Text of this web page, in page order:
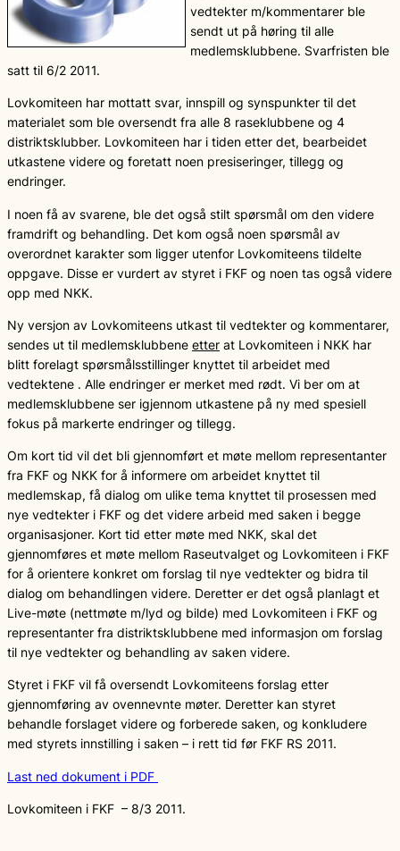
vedtekter m/kommentarer ble
sendt ut på høring til alle
medlemsklubbene. Svarfristen ble
satt til 6/2 2011.
Lovkomiteen har mottatt svar, innspill og synspunkter til det
materialet som ble oversendt fra alle 8 raseklubbene og 4
distriktsklubber. Lovkomiteen har i tiden etter det, bearbeidet
utkastene videre og foretatt noen presiseringer, tillegg og
endringer.
I noen få av svarene, ble det også stilt spørsmål om den videre
framdrift og behandling. Det kom også noen spørsmål av
overordnet karakter som ligger utenfor Lovkomiteens tildelte
oppgave. Disse er vurdert av styret i FKF og noen tas også videre
opp med NKK.
Ny versjon av Lovkomiteens utkast til vedtekter og kommentarer,
sendes ut til medlemsklubbene etter at Lovkomiteen i NKK har
blitt forelagt spørsmålsstillinger knyttet til arbeidet med
vedtektene . Alle endringer er merket med rødt. Vi ber om at
medlemsklubbene ser igjennom utkastene på ny med spesiell
fokus på markerte endringer og tillegg.
Om kort tid vil det bli gjennomført et møte mellom representanter
fra FKF og NKK for å informere om arbeidet knyttet til
medlemskap, få dialog om ulike tema knyttet til prosessen med
nye vedtekter i FKF og det videre arbeid med saken i begge
organisasjoner. Kort tid etter møte med NKK, skal det
gjennomføres et møte mellom Raseutvalget og Lovkomiteen i FKF
for å orientere konkret om forslag til nye vedtekter og bidra til
dialog om behandlingen videre. Deretter er det også planlagt et
Live-møte (nettmøte m/lyd og bilde) med Lovkomiteen i FKF og
representanter fra distriktsklubbene med informasjon om forslag
til nye vedtekter og behandling av saken videre.
Styret i FKF vil få oversendt Lovkomiteens forslag etter
gjennomføring av ovennevnte møter. Deretter kan styret
behandle forslaget videre og forberede saken, og konkludere
med styrets innstilling i saken – i rett tid før FKF RS 2011.
Last ned dokument i PDF
Lovkomiteen i FKF – 8/3 2011.